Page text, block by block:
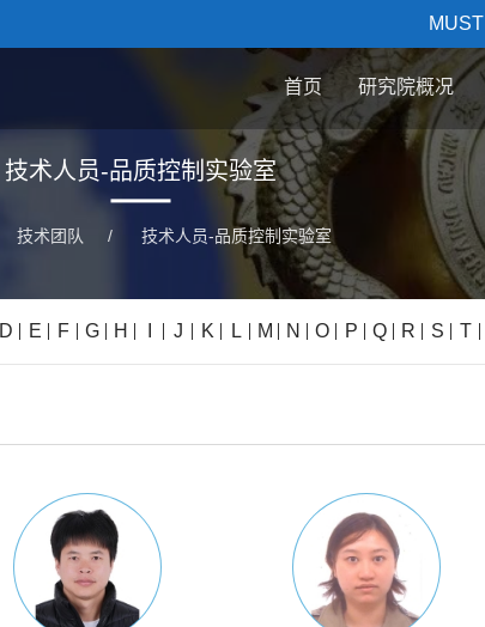
MUST
首页 研究院概况
技术人员-品质控制实验室
技术团队 / 技术人员-品质控制实验室
D E F G H J K L M N O P Q R S T